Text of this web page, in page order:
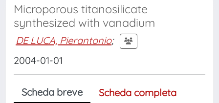
Microporous titanosilicate
synthesized with vanadium
DE LUCA, Pierantonio;
2004-01-01
Scheda breve
Scheda completa